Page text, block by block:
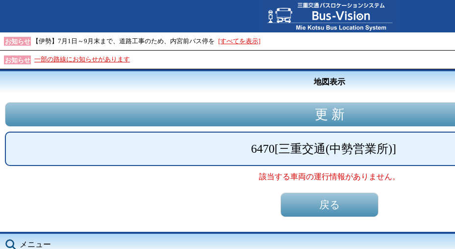
お知らせ 【伊勢】7月1日～9月末まで、道路工事のため、内宮前バス停を [すべてを表示]
お知らせ 一部の路線にお知らせがあります
地図表示
6470[三重交通(中勢営業所)]
該当する車両の運行情報がありません。
メニュー